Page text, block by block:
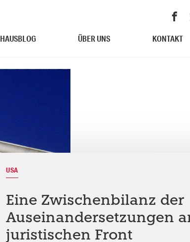
HAUSBLOG ÜBER UNS KONTAKT
USA
Eine Zwischenbilanz der
Auseinandersetzungen
juristischen Front